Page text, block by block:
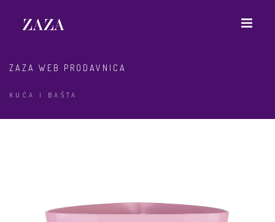
ZAZA WEB PRODAVNICA
KUĆA I BAŠTA